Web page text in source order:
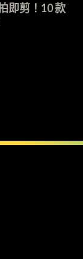
即剪！10 款